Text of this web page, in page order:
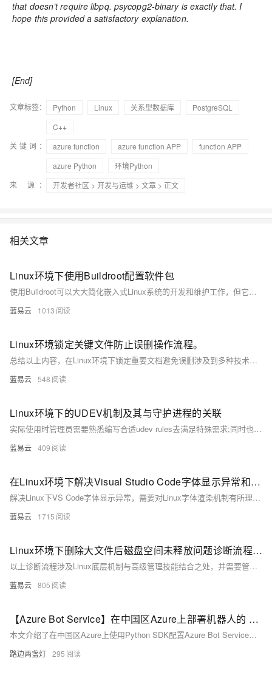
that doesn’t require libpq. psycopg2-binary is exactly that. I
hope this provided a satisfactory explanation.
[End]
文章标签： Python Linux 关系型数据库
PostgreSQL
C++
关键词：
azure function azure function APP
function APP
azure Python
环境Python
来 源：
开发者社区 > 开发与运维 > 文章 > 正文
相关文章
Linux环境下使用Buildroot配置软件包
使用Buildroot可以大大简化嵌入式Linux系统的开发和维护工作，但它需要对Linux系统和交叉编译有深入的理解。通过上述步骤，可以有效地配置和定制软件包，为特定的嵌入式应用构建高效、稳定的系统。
蓝易云 1013
Linux环境锁定关键文件防止误删操作流程。
总结以上内容，在Linux环境下锁定重要文档避免误删涉及到多种技术手段与策略组合运作, 包括但不限于利用chatter指挥官固化文档状态至只读模式、运作ACL精准调整访问权利列表、编排自动化流程简
蓝易云 548
Linux环境下的UDEV机制及其与守护进程的关联
实际使用时管理员需要熟悉编写合适udev rules去满足特殊需求;同时也需要注意避免编写过度复杂导致无法预料结果rules.UDEVD虽然稳健但错误配置可能导致无法预料问题因此需谨慎处理相关配置工作.
蓝易云 409
在Linux环境下解决Visual Studio Code字体显示异常和字体替换方法。
解决Linux下VS Code字体显示异常，需要对Linux字体渲染机制有所理解，并对VS Code的配置选项进行合理设置。替换字体时则要通过系统字体配置或VS Code设置来完成。通过上述方法，可以有效地解决字体显示问题，从而提升代码编辑的视觉体验。
蓝易云 1715
Linux环境下删除大文件后磁盘空间未释放问题诊断流程。
以上诊断流程涉及Linux底层机制与高级管理技能结合之处，并需要管理员根据实际环境灵活调整诊断策略与解决方案。
蓝易云 805
【Azure Bot Service】在中国区Azure上部署机器人的 Python 版配置
本文介绍了在中国区Azure上使用Python SDK配置Azure Bot Service时遇到的问题及解决方案，涵盖参数设置与适配器配置，适用于希望在Azure中国区部署Python机器人的开发者。
路边两盏灯 295